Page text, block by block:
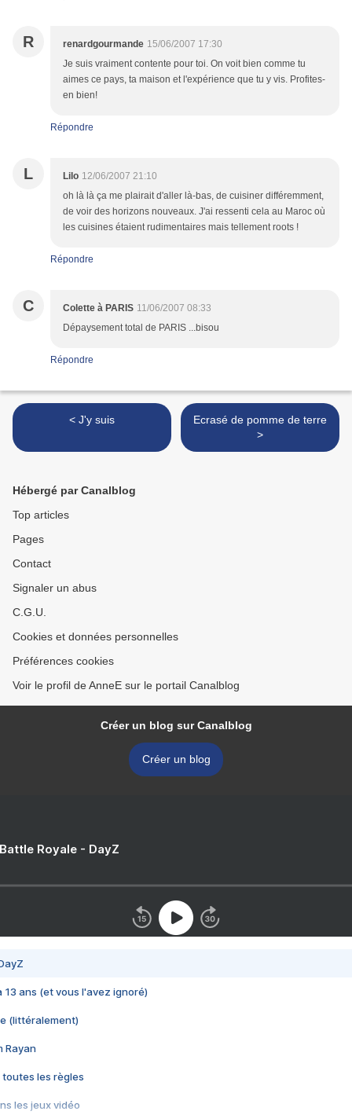
R renardgourmande 15/06/2007 17:30
Je suis vraiment contente pour toi. On voit bien comme tu
aimes ce pays, ta maison et l'expérience que tu y vis. Profites-
en bien!
Répondre
L Lilo 12/06/2007 21:10
oh là là ça me plairait d'aller là-bas, de cuisiner différemment,
de voir des horizons nouveaux. J'ai ressenti cela au Maroc où
les cuisines étaient rudimentaires mais tellement roots !
Répondre
C Colette à PARIS 11/06/2007 08:33
Dépaysement total de PARIS ...bisou
Répondre
< J'y suis
Ecrasé de pomme de terre
>
Hébergé par Canalblog
Top articles
Pages
Contact
Signaler un abus
C.G.U.
Cookies et données personnelles
Préférences cookies
Voir le profil de AnneE sur le portail Canalblog
Créer un blog sur Canalblog
Créer un blog
Royale - DayZ
13 ans (et vous l'avez ignoré)
(littéralement)
Rayan
toutes les règles
les jeux vidéo